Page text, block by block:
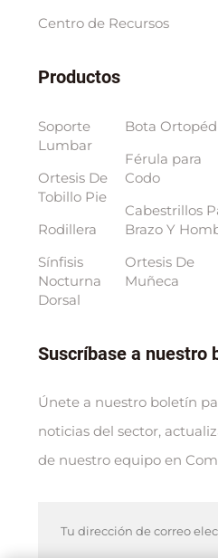
Centro de Recursos
Productos
Soporte
Lumbar
Ortesis De
Tobillo Pie
Rodillera
Sínfisis
Nocturna
Dorsal
Bota
Férula para
Codo
Cabestrillos
Brazo Y
Ortesis De
Muñeca
Suscríbase a nuestro
Únete a nuestro boletín
noticias del sector,
de nuestro equipo en